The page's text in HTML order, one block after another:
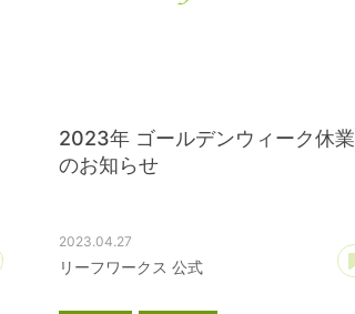
あとで読む
2023年 ゴールデンウィーク休業
のお知らせ
2023.04.27
リーフワークス 公式